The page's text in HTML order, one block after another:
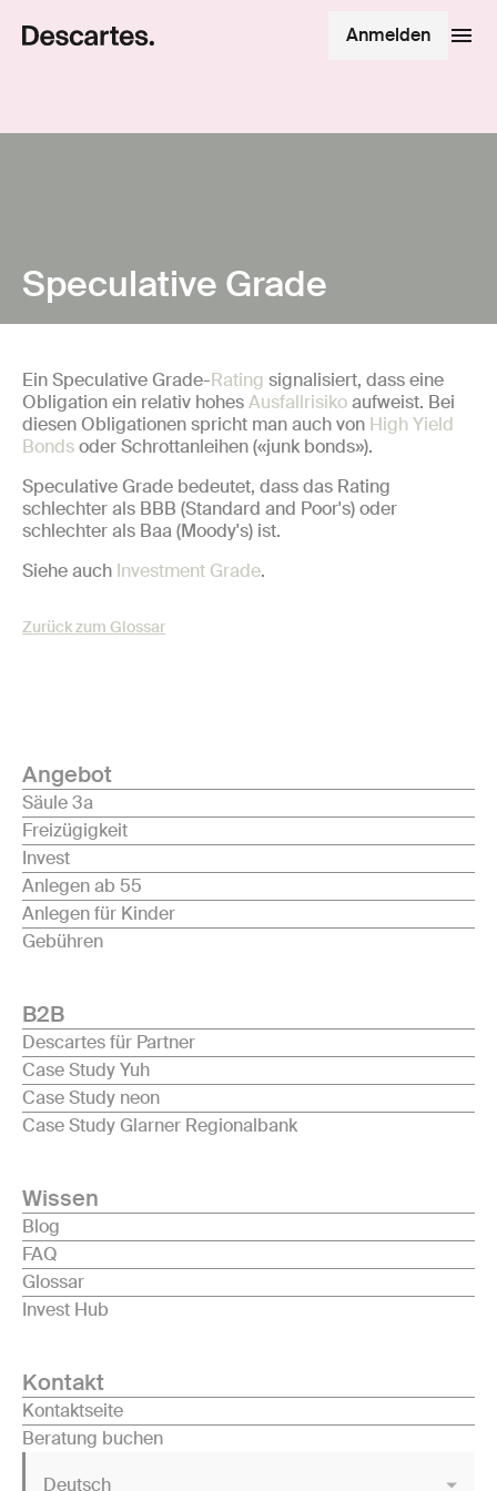
Anmelden
Speculative Grade
Ein Speculative Grade-Rating signalisiert, dass eine
Obligation ein relativ hohesAusfallrisikoaufweist. Bei
diesen Obligationen spricht man auch von High Yield
Bondsoder Schrottanleihen («junk bonds»).
Speculative Grade bedeutet, dass das Rating
schlechter als BBB (Standard and Poor's) oder
schlechter als Baa (Moody's) ist.
Siehe auch Investment Grade.
Zurück zum Glossar
Angebot
Säule 3a
Freizügigkeit
Invest
Anlegen ab 55
Anlegen für Kinder
Gebühren
B2B
Descartes für Partner
Case Study Yuh
Case Study neon
Case Study Glarner Regionalbank
Wissen
Blog
FAQ
Glossar
Invest Hub
Kontakt
Kontaktseite
Beratung buchen
Deutsch